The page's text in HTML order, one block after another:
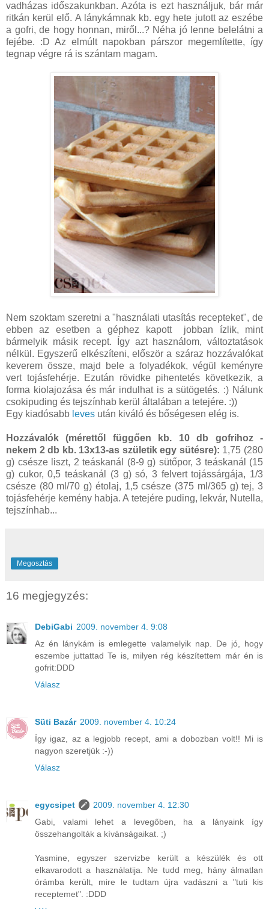
vadházas időszakunkban. Azóta is ezt használjuk, bár már
ritkán kerül elő. A lánykámnak kb. egy hete jutott az eszébe
a gofri, de hogy honnan, miről...? Néha jó lenne belelátni a
fejébe. :D Az elmúlt napokban párszor megemlítette, így
tegnap végre rá is szántam magam.
Nem szoktam szeretni a "használati utasítás recepteket", de
ebben az esetben a géphez kapott jobban ízlik, mint
bármelyik másik recept. Így azt használom, változtatások
nélkül. Egyszerű elkészíteni, először a száraz hozzávalókat
keverem össze, majd bele a folyadékok, végül keményre
vert tojásfehérje. Ezután rövidke pihentetés következik, a
forma kiolajozása és már indulhat is a sütögetés. :) Nálunk
csokipuding és tejszínhab kerül általában a tetejére. :))
Egy kiadósabb leves után kiváló és bőségesen elég is.
Hozzávalók (mérettől függően kb. 10 db gofrihoz -
nekem 2 db kb. 13x13-as születik egy sütésre): 1,75 (280
g) csésze liszt, 2 teáskanál (8-9 g) sütőpor, 3 teáskanál (15
g) cukor, 0,5 teáskanál (3 g) só, 3 felvert tojássárgája, 1/3
csésze (80 ml/70 g) étolaj, 1,5 csésze (375 ml/365 g) tej, 3
tojásfehérje kemény habja. A tetejére puding, lekvár, Nutella,
tejszínhab...
Megosztás
16 megjegyzés:
DebiGabi 2009. november 4. 9:08
Az én lánykám is emlegette valamelyik nap. De jó, hogy
eszembe juttattad Te is, milyen rég készítettem már én is
gofrit:DDD
Válasz
Süti Bazár 2009. november 4. 10:24
Így igaz, az a legjobb recept, ami a dobozban volt!! Mi is
nagyon szeretjük :-))
Válasz
egycsipet
2009. november 4. 12:30
Gabi, valami lehet a levegőben, ha a lányaink így
összehangolták a kívánságaikat. ;)
Yasmine, egyszer szervizbe került a készülék és ott
elkavarodott a használatija. Ne tudd meg, hány álmatlan
órámba került, mire le tudtam újra vadászni a "tuti kis
receptemet". :DDD